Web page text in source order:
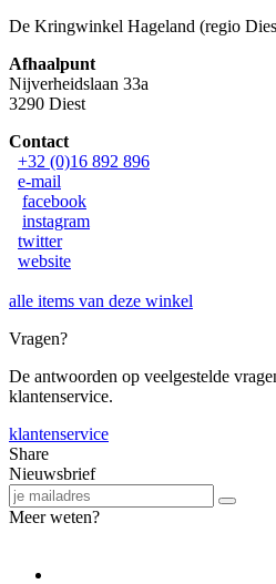
De Kringwinkel Hageland (regio
Afhaalpunt
Nijverheidslaan 33a
3290 Diest
Contact
+32 (0)16 892 896
e-mail
facebook
instagram
twitter
website
alle items van deze winkel
Vragen?
De antwoorden op veelgestelde
klantenservice.
klantenservice
Share
Nieuwsbrief
Meer weten?